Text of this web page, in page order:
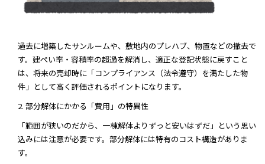
過去に増築したサンルームや、敷地内のプレハブ、物置などの撤去で
す。建ぺい率・容積率の超過を解消し、適正な登記状態に戻すこと
は、将来の売却時に「コンプライアンス（法令遵守）を満たした物
件」として高く評価されるポイントになります。
2. 部分解体にかかる「費用」の特異性
「範囲が狭いのだから、一棟解体よりずっと安いはずだ」という思い
込みには注意が必要です。部分解体には特有のコスト構造がありま
す。